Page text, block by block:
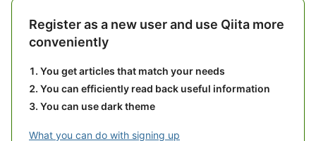
Register as a new user and use Qiita more
conveniently
You get articles that match your needs
You can efficiently read back useful information
You can use dark theme
What you can do with signing up